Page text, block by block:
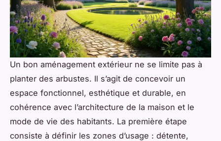
Un bon aménagement extérieur ne se limite pas à
planter des arbustes. Il s’agit de concevoir un
espace fonctionnel, esthétique et durable, en
cohérence avec l’architecture de la maison et le
mode de vie des habitants. La première étape
consiste à définir les zones d’usage : détente,